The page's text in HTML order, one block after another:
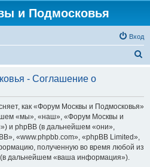
и Подмосковья
Вход
с
- Соглашение о
как «Форум Москвы и Подмосковья»
«мы», «наш», «Форум Москвы и
и phpBB (в дальнейшем «они»,
«www.phpbb.com», «phpBB Limited»,
полученную во время любой из
(в дальнейшем «ваша информация»).